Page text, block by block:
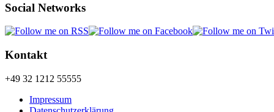
Social Networks
Kontakt
+49 32 1212 55555
Impressum